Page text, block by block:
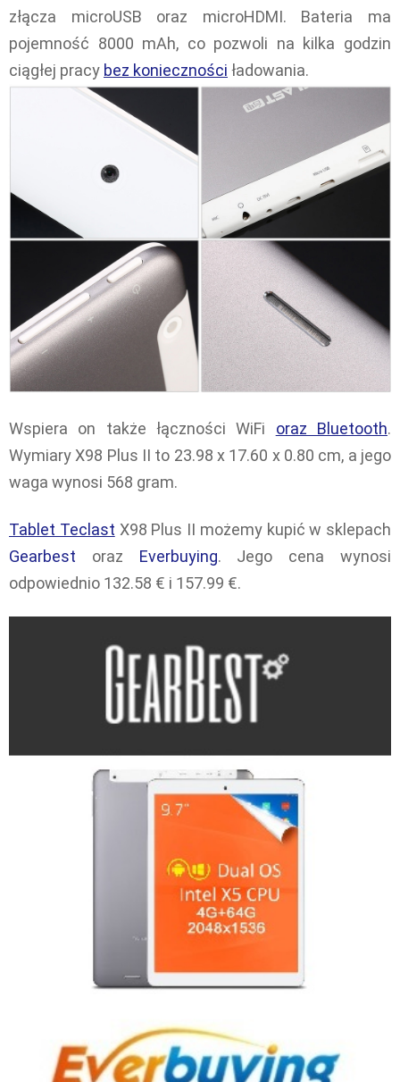
złącza microUSB oraz microHDMI. Bateria ma
pojemność 8000 mAh, co pozwoli na kilka godzin
ciągłej pracy bez konieczności ładowania.
Wspiera on także łączności WiFi oraz Bluetooth.
Wymiary X98 Plus II to 23.98 x 17.60 x 0.80 cm, a jego
waga wynosi 568 gram.
Tablet Teclast X98 Plus II możemy kupić w sklepach
Gearbest oraz Everbuying. Jego cena wynosi
odpowiednio 132.58 € i 157.99 €.